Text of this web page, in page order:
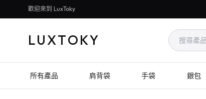
歡迎來到 LuxToky
LUXTOKY
所有產品 肩背袋 手袋 銀包